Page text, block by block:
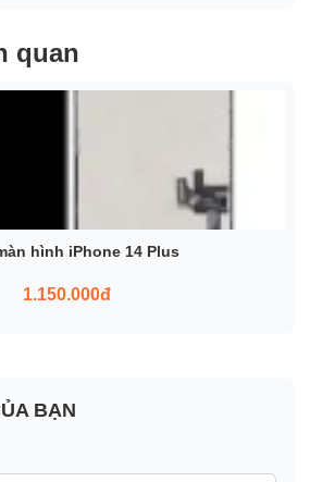
quan
hình iPhone 14 Plus
1.150.000đ
BẠN